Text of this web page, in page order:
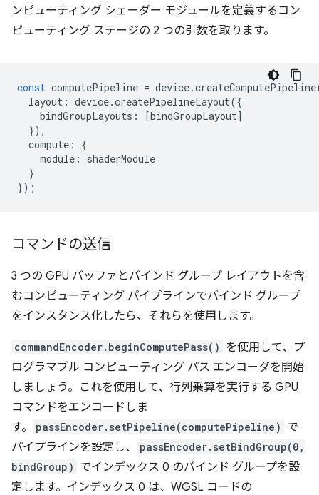
ンピューティング シェーダー モジュールを定義するコン
ピューティング ステージの 2 つの引数を取ります。
const computePipeline = device.createComputePipeline
layout : device.createPipelineLayout({
bindGroupLayouts : [bindGroupLayout]
}),
compute :
{
module :
shaderModule
}
});
コマンドの送信
3 つの GPU バッファとバインド グループ レイアウトを含
むコンピューティング パイプラインでバインド グループ
をインスタンス化したら、それらを使用します。
commandEncoder.beginComputePass() を使用して、プ
ログラマブル コンピューティング パス エンコーダを開始
しましょう。これを使用して、行列乗算を実行する GPU
コマンドをエンコードしま
す。
passEncoder.setPipeline(computePipeline) で
パイプラインを設定し、
passEncoder.setBindGroup(0,
bindGroup) でインデックス 0 のバインド グループを設
定します。インデックス 0 は、WGSL コードの